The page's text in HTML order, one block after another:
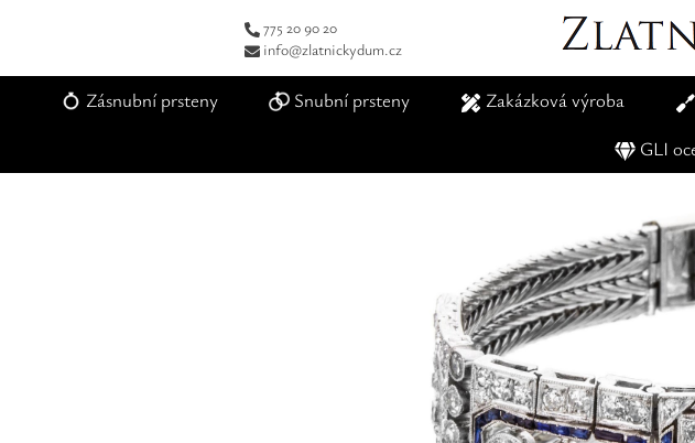
775 20 90 20
info@zlatnickydum.cz
Zásnubní prsteny Snubní prsteny Zakázková výroba
GLI